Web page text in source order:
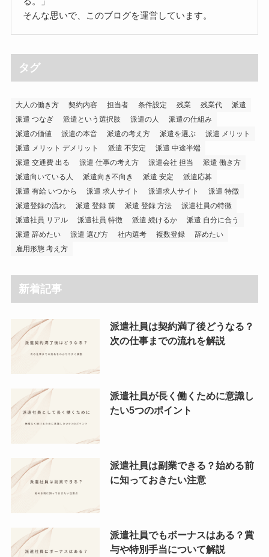
そんな思いで、このブログを運営しています。
タグ
大人の働き方 契約内容 担当者 条件設定 残業 残業代
派遣
派遣 つなぎ
派遣という選択肢 派遣の人
派遣の仕組み
派遣の価値
派遣の本音 派遣の考え方 派遣を選ぶ
派遣 メリット
派遣 メリット デメリット
派遣 不安定
派遣 中途半端
派遣 交通費 出る
派遣 仕事の考え方 派遣会社 担当
派遣 働き方
派遣向いている人
派遣向き不向き 派遣 安定
派遣応募
派遣 有給 いつから
派遣 求人サイト 派遣求人サイト
派遣 特徴
派遣登録の流れ
派遣 登録 前 派遣 登録 方法
派遣社員の特徴
派遣社員 リアル
派遣社員 特徴 派遣 続けるか
派遣 自分に合う
派遣 辞めたい
派遣 選び方 社内選考 複数登録
辞めたい
雇用形態 考え方
新着記事
派遣社員は契約満了後どうなる？
次の仕事までの流れを解説
派遣社員が長く働くために意識し
たい5つのポイント
派遣社員は副業できる？始める前
に知っておきたい注意
派遣社員でもボーナスはある？賞
与や特別手当について解説